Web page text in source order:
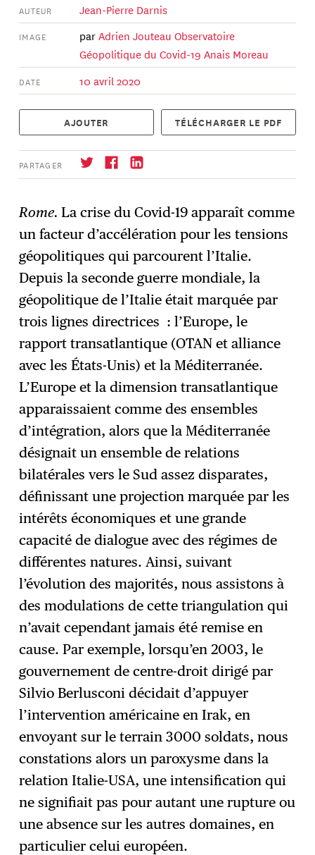
AUTEUR Jean-Pierre Darnis
IMAGE parAdrien Jouteau Observatoire
Géopolitique du Covid-19 Anais Moreau
DATE 10 avril 2020
AJOUTER TÉLÉCHARGER LE PDF
PARTAGER
→ S'abonner
Rome.La crise du Covid-19 apparaît comme
un facteur d’accélération pour les tensions
géopolitiques qui parcourent l’Italie.
Depuis la seconde guerre mondiale, la
géopolitique de l’Italie était marquée par
trois lignes directrices : l’Europe, le
rapport transatlantique (OTAN et alliance
avec les États-Unis) et la Méditerranée.
L’Europe et la dimension transatlantique
apparaissaient comme des ensembles
d’intégration, alors que la Méditerranée
désignait un ensemble de relations
bilatérales vers le Sud assez disparates,
définissant une projection marquée par les
intérêts économiques et une grande
capacité de dialogue avec des régimes de
différentes natures. Ainsi, suivant
l’évolution des majorités, nous assistons à
des modulations de cette triangulation qui
n’avait cependant jamais été remise en
cause. Par exemple, lorsqu’en 2003, le
gouvernement de centre-droit dirigé par
Silvio Berlusconi décidait d’appuyer
l’intervention américaine en Irak, en
envoyant sur le terrain 3000 soldats, nous
constations alors un paroxysme dans la
relation Italie-USA, une intensification qui
ne signifiait pas pour autant une rupture ou
une absence sur les autres domaines, en
particulier celui européen.